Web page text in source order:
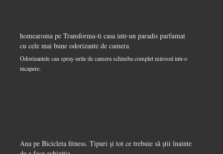
homearoma pe Transforma-ti casa intr-un paradis parfumat
cu cele mai bune odorizante de camera
Odorizantele sau spray-urile de camera schimba complet mirosul intr-o
incapere.
Ana pe Bicicleta fitness. Tipuri și tot ce trebuie să știi înainte